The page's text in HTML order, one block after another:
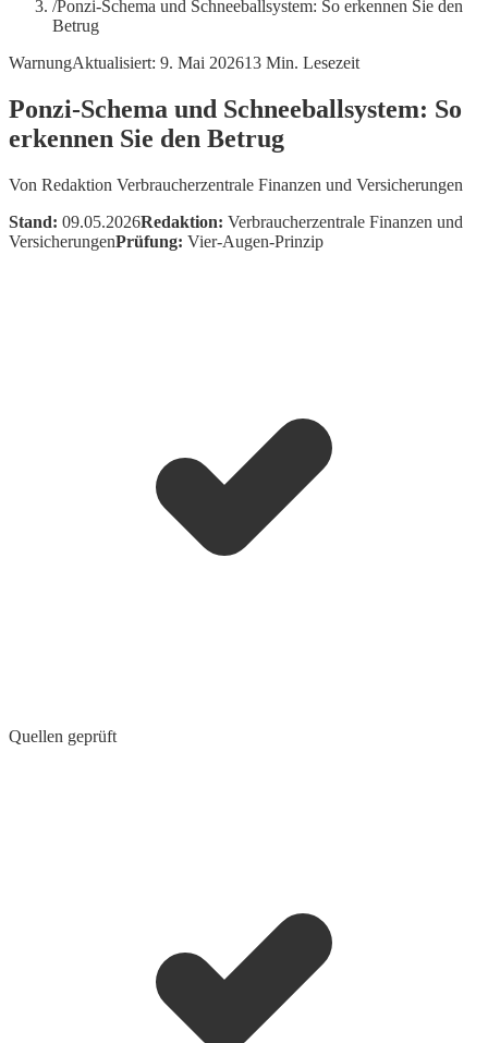
/Ponzi-Schema und Schneeballsystem: So erkennen Sie den
Betrug
WarnungAktualisiert: 9. Mai 202613 Min. Lesezeit
Ponzi-Schema und Schneeballsystem: So
erkennen Sie den Betrug
Von Redaktion Verbraucherzentrale Finanzen und Versicherungen
Stand: 09.05.2026Redaktion: Verbraucherzentrale Finanzen und
VersicherungenPrüfung: Vier-Augen-Prinzip
Quellen geprüft